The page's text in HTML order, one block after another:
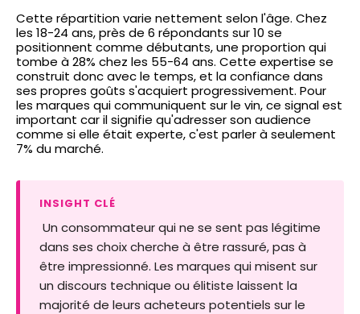
Cette répartition varie nettement selon l'âge. Chez
les 18-24 ans, près de 6 répondants sur 10 se
positionnent comme débutants, une proportion qui
tombe à 28% chez les 55-64 ans. Cette expertise se
construit donc avec le temps, et la confiance dans
ses propres goûts s'acquiert progressivement. Pour
les marques qui communiquent sur le vin, ce signal est
important car il signifie qu'adresser son audience
comme si elle était experte, c'est parler à seulement
7% du marché.
INSIGHT CLÉ
Un consommateur qui ne se sent pas légitime
dans ses choix cherche à être rassuré, pas à
être impressionné. Les marques qui misent sur
un discours technique ou élitiste laissent la
majorité de leurs acheteurs potentiels sur le